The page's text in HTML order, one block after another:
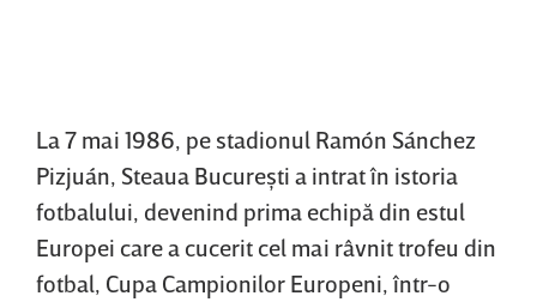
La 7 mai 1986, pe stadionul Ramón Sánchez
Pizjuán, Steaua Bucureşti a intrat în istoria
fotbalului, devenind prima echipă din estul
Europei care a cucerit cel mai râvnit trofeu din
fotbal, Cupa Campionilor Europeni, într-o